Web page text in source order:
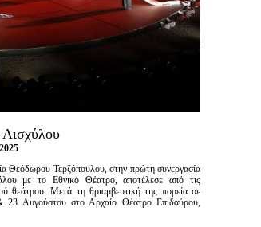
Αισχύλου
Θεόδωρου Τερζόπουλου, στην πρώτη συνεργασία
με το Εθνικό Θέατρο, αποτέλεσε από τις
θεάτρου. Μετά τη θριαμβευτική της πορεία σε
23 Αυγούστου στο Αρχαίο Θέατρο Επιδαύρου,